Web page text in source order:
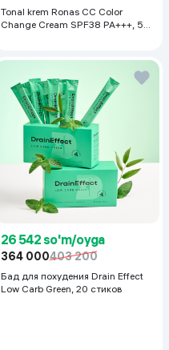
Tonal krem Ronas CC Color
Change Cream SPF38 PA+++, 50
26 542 so'm/oyga
364 000403 200
Бад для похудения Drain Effect
Low Carb Green, 20 стиков